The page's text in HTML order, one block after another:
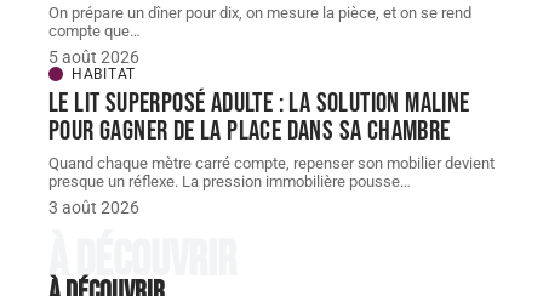
On prépare un dîner pour dix, on mesure la pièce, et on se rend
compte que…
5 août 2026
HABITAT
Le lit superposé adulte : la solution maline
pour gagner de la place dans sa chambre
Quand chaque mètre carré compte, repenser son mobilier devient
presque un réflexe. La pression immobilière pousse…
3 août 2026
À découvrir